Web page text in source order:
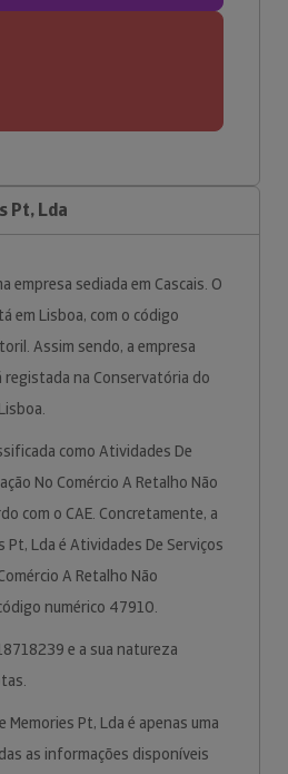
Pt, Lda
empresa sediada em Cascais. O
em Lisboa, com o código
Assim sendo, a empresa
registada na Conservatória do
como Atividades De
No Comércio A Retalho Não
com o CAE. Concretamente, a
Pt, Lda é Atividades De Serviços
A Retalho Não
numérico 47910.
e a sua natureza
Pt, Lda é apenas uma
as informações disponíveis